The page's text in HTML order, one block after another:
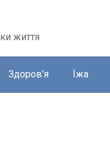
життя
Здоров’я Їжа